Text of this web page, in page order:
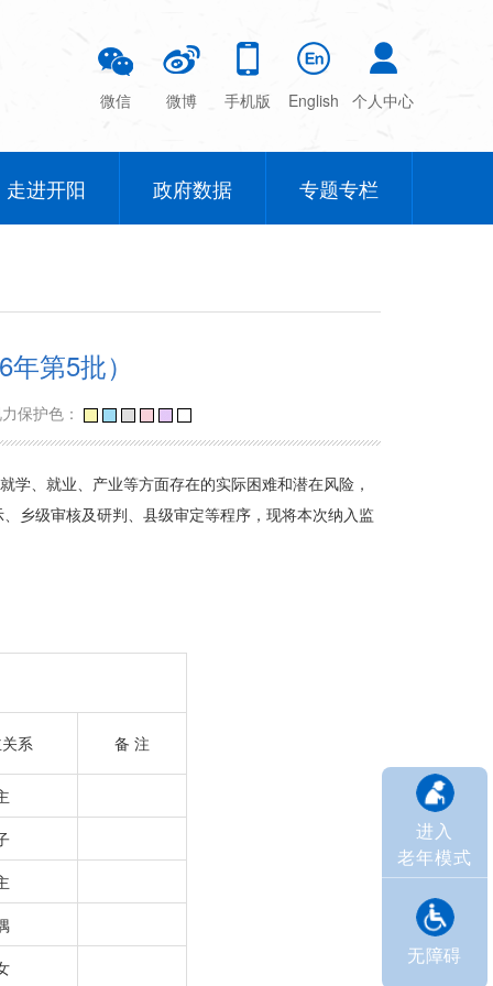
微信 微博 手机版 English 个人中心
走进开阳 政府数据 专题专栏
进入
老年模式
无障碍
第5批）
保护色：
学、就业、产业等方面存在的实际困难和潜在风险，
乡级审核及研判、县级审定等程序，现将本次纳入监
系 备 注